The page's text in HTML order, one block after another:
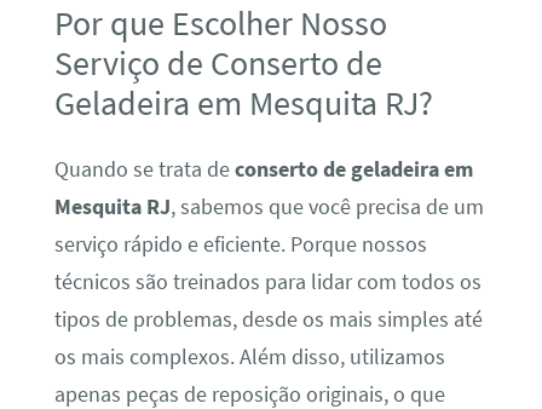
Por que Escolher Nosso
Serviço de Conserto de
Geladeira em Mesquita RJ?
Quando se trata deconserto de geladeira em
Mesquita RJ, sabemos que você precisa de um
serviço rápido e eficiente. Porque nossos
técnicos são treinados para lidar com todos os
tipos de problemas, desde os mais simples até
os mais complexos. Além disso, utilizamos
apenas peças de reposição originais, o que